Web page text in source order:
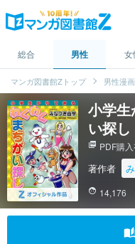
総合 男性 女
マンガ図書館Zトップ 男性漫画
小学
い探し
picture_as_pdf PDF購入
著作者
face 14,176